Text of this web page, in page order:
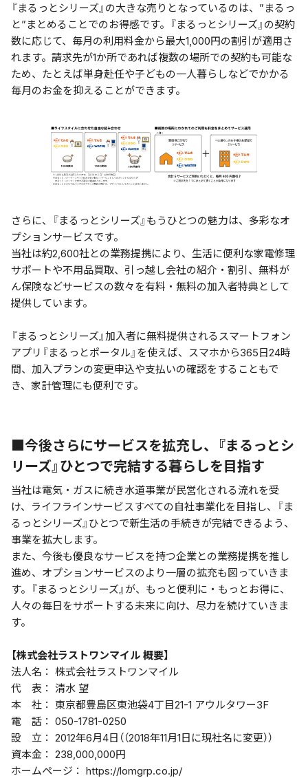
『まるっとシリーズ』の大きな売りとなっているのは、”まるっ
と”まとめることでのお得感です。『まるっとシリーズ』の契約
数に応じて、毎月の利用料金から最大1,000円の割引が適用さ
れます。請求先が1か所であれば複数の場所での契約も可能な
ため、たとえば単身赴任や子どもの一人暮らしなどでかかる
毎月のお金を抑えることができます。
さらに、『まるっとシリーズ』もうひとつの魅力は、多彩なオ
プションサービスです。
当社は約2,600社との業務提携により、生活に便利な家電修理
サポートや不用品買取、引っ越し会社の紹介・割引、無料が
ん保険などサービスの数々を有料・無料の加入者特典として
提供しています。
『まるっとシリーズ』加入者に無料提供されるスマートフォン
アプリ『まるっとポータル』を使えば、スマホから365日24時
間、加入プランの変更申込や支払いの確認をすることもで
き、家計管理にも便利です。
■今後さらにサービスを拡充し、『まるっとシ
リーズ』ひとつで完結する暮らしを目指す
当社は電気・ガスに続き水道事業が民営化される流れを受
け、ライフラインサービスすべての自社事業化を目指し、『ま
るっとシリーズ』ひとつで新生活の手続きが完結できるよう、
事業を拡大します。
また、今後も優良なサービスを持つ企業との業務提携を推し
進め、オプションサービスのより一層の拡充も図っていきま
す。『まるっとシリーズ』が、もっと便利に・もっとお得に、
人々の毎日をサポートする未来に向け、尽力を続けていきま
す。
【株式会社ラストワンマイル 概要】
法人名： 株式会社ラストワンマイル
代 表： 清水 望
本 社： 東京都豊島区東池袋4丁目21-1 アウルタワー3F
電 話： 050-1781-0250
設 立： 2012年6月4日（（2018年11月1日に現社名に変更））
資本金： 238,000,000円
ホームページ： https://lomgrp.co.jp/